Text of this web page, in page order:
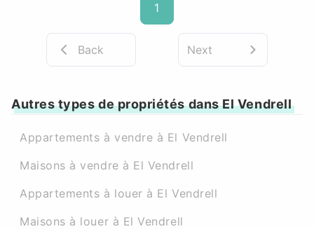
1
Back Next
Autres types de propriétés dans El Vendrell
Appartements à vendre à El Vendrell
Maisons à vendre à El Vendrell
Appartements à louer à El Vendrell
Maisons à louer à El Vendrell